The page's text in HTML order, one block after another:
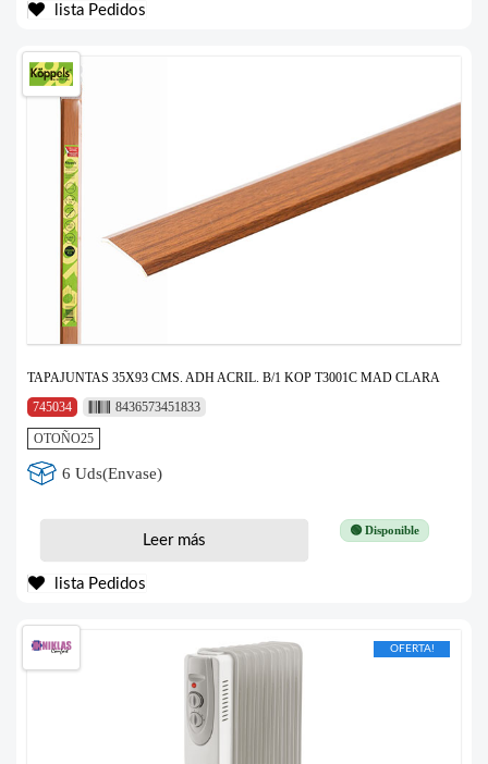
lista Pedidos
TAPAJUNTAS 35X93 CMS. ADH ACRIL. B/1 KOP T3001C MAD CLARA
745034
8436573451833
OTOÑO25
6 Uds(Envase)
🟢 Disponible
Leer más
lista Pedidos
OFERTA!